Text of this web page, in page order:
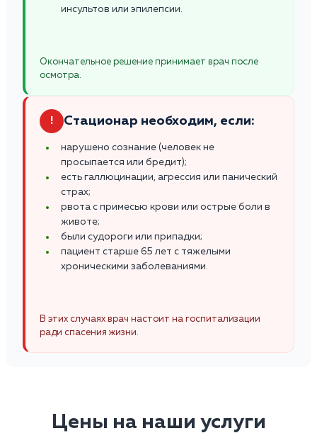
инсультов или эпилепсии.
Окончательное решение принимает врач после
осмотра.
! Стационар необходим, если:
нарушено сознание (человек не
просыпается или бредит);
есть галлюцинации, агрессия или панический
страх;
рвота с примесью крови или острые боли в
животе;
были судороги или припадки;
пациент старше 65 лет с тяжелыми
хроническими заболеваниями.
В этих случаях врач настоит на госпитализации
ради спасения жизни.
Цены на наши услуги